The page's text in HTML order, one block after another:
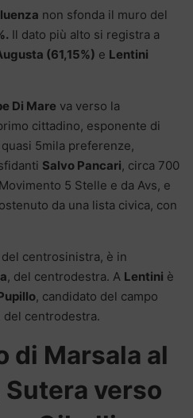
non sfonda il muro del
Il dato più alto si registra a
(61,15%) e Lentini
Di Mare va verso la
cittadino, esponente di
5mila preferenze,
Salvo Pancari, circa 700
5 Stelle e da Avs, e
da una lista civica, con
del centrosinistra, è in
, del centrodestra. A Lentini è
, candidato del campo
, del centrodestra.
di Marsala al
verso